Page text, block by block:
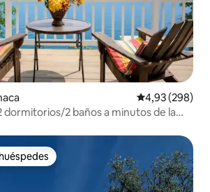
Calificación
4,93 (298)
dormitorios/2 baños a minutos de la
huéspedes más destacados